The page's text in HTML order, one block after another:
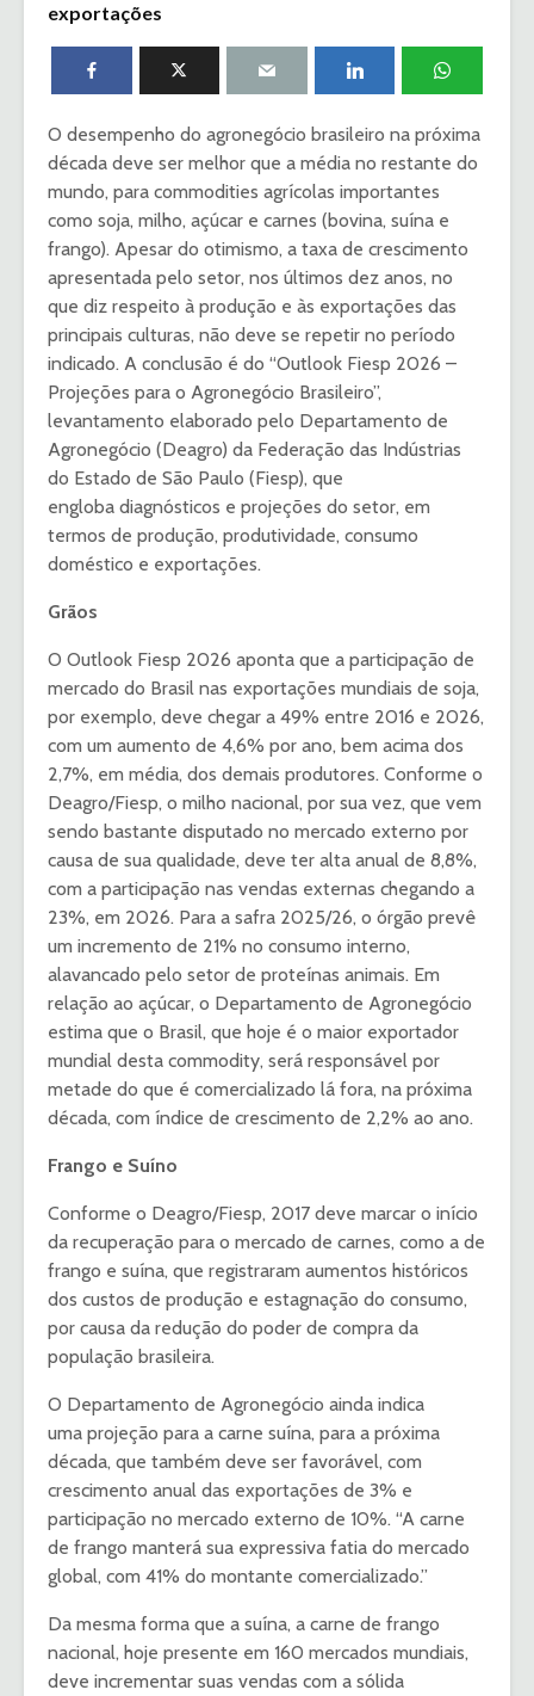
exportações
O desempenho do agronegócio brasileiro na próxima
década deve ser melhor que a média no restante do
mundo, para commodities agrícolas importantes
como soja, milho, açúcar e carnes (bovina, suína e
frango). Apesar do otimismo, a taxa de crescimento
apresentada pelo setor, nos últimos dez anos, no
que diz respeito à produção e às exportações das
principais culturas, não deve se repetir no período
indicado. A conclusão é do “Outlook Fiesp 2026 –
Projeções para o Agronegócio Brasileiro”,
levantamento elaborado pelo Departamento de
Agronegócio (Deagro) da Federação das Indústrias
do Estado de São Paulo (Fiesp), que
engloba diagnósticos e projeções do setor, em
termos de produção, produtividade, consumo
doméstico e exportações.
Grãos
O Outlook Fiesp 2026 aponta que a participação de
mercado do Brasil nas exportações mundiais de soja,
por exemplo, deve chegar a 49% entre 2016 e 2026,
com um aumento de 4,6% por ano, bem acima dos
2,7%, em média, dos demais produtores. Conforme o
Deagro/Fiesp, o milho nacional, por sua vez, que vem
sendo bastante disputado no mercado externo por
causa de sua qualidade, deve ter alta anual de 8,8%,
com a participação nas vendas externas chegando a
23%, em 2026. Para a safra 2025/26, o órgão prevê
um incremento de 21% no consumo interno,
alavancado pelo setor de proteínas animais. Em
relação ao açúcar, o Departamento de Agronegócio
estima que o Brasil, que hoje é o maior exportador
mundial desta commodity, será responsável por
metade do que é comercializado lá fora, na próxima
década, com índice de crescimento de 2,2% ao ano.
Frango e Suíno
Conforme o Deagro/Fiesp, 2017 deve marcar o início
da recuperação para o mercado de carnes, como a de
frango e suína, que registraram aumentos históricos
dos custos de produção e estagnação do consumo,
por causa da redução do poder de compra da
população brasileira.
O Departamento de Agronegócio ainda indica
uma projeção para a carne suína, para a próxima
década, que também deve ser favorável, com
crescimento anual das exportações de 3% e
participação no mercado externo de 10%. “A carne
de frango manterá sua expressiva fatia do mercado
global, com 41% do montante comercializado.”
Da mesma forma que a suína, a carne de frango
nacional, hoje presente em 160 mercados mundiais,
deve incrementar suas vendas com a sólida